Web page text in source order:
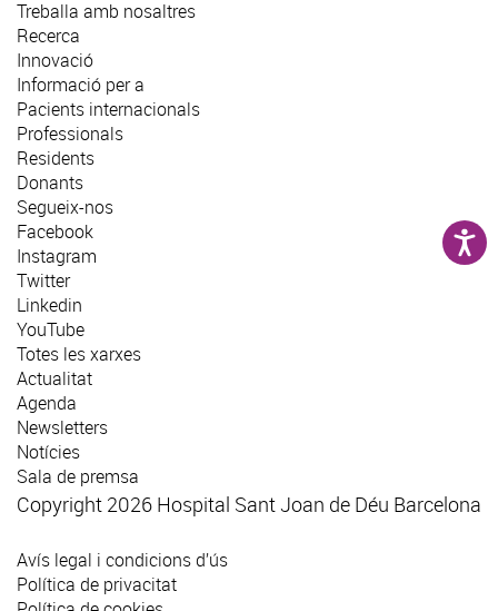
Treballa amb nosaltres
Recerca
Innovació
Informació per a
Pacients internacionals
Professionals
Residents
Donants
Segueix-nos
Facebook
Instagram
Twitter
Linkedin
YouTube
Totes les xarxes
Actualitat
Agenda
Newsletters
Notícies
Sala de premsa
Copyright 2026 Hospital Sant Joan de Déu Barcelona
Avís legal i condicions d’ús
Política de privacitat